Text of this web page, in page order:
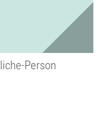
Person